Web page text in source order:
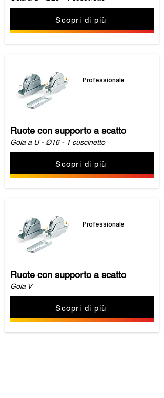
Scopri di più
Professionale
Ruote con supporto a scatto
Gola a U - Ø16 - 1 cuscinetto
Scopri di più
Professionale
Ruote con supporto a scatto
Gola V
Scopri di più